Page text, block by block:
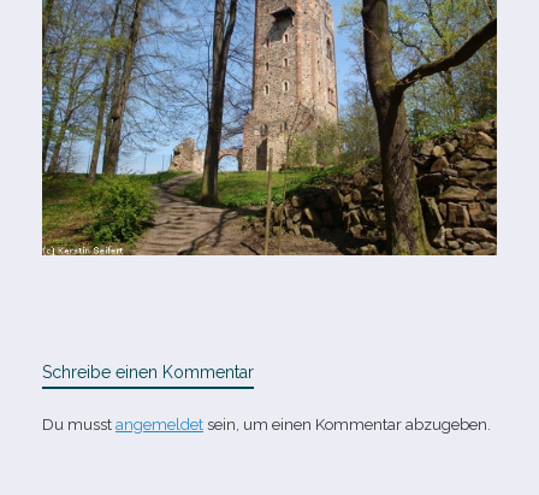
Schreibe einen Kommentar
Du musst angemeldet sein, um einen Kommentar abzugeben.